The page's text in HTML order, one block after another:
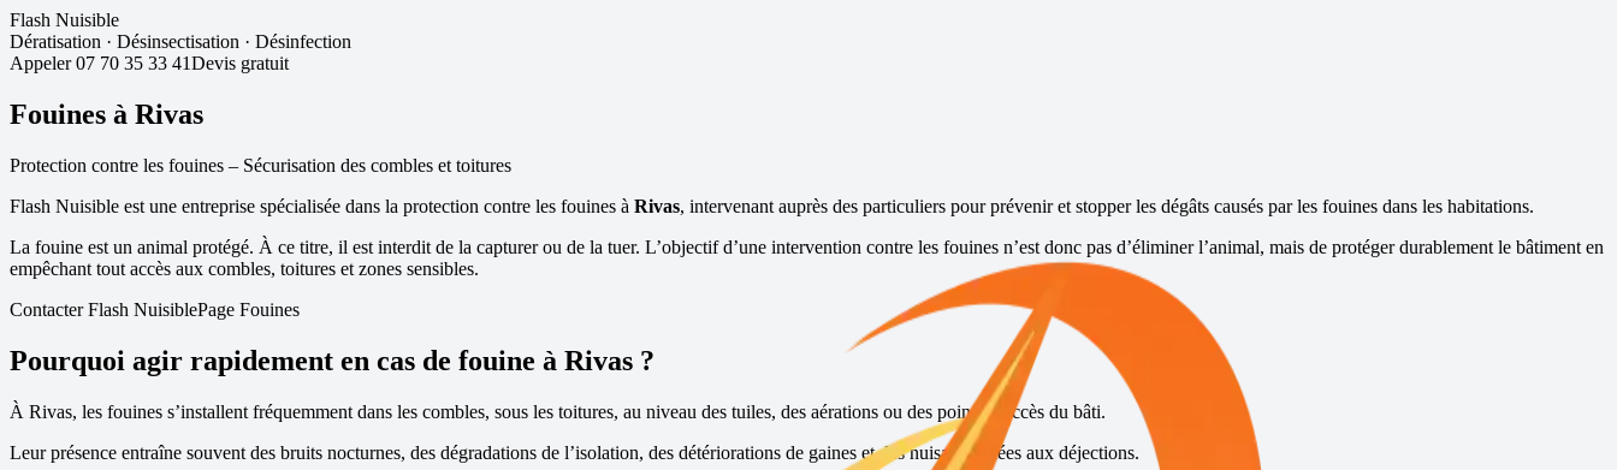
Flash Nuisible
Dératisation · Désinsectisation · Désinfection
Appeler 07 70 35 33 41Devis gratuit
Fouines à Rivas
Protection contre les fouines – Sécurisation des combles et toitures
Flash Nuisible est une entreprise spécialisée dans la protection contre les fouines à Rivas, intervenant auprès des particuliers pour prévenir et stopper les dégâts causés par les fouines dans les habitations.
La fouine est un animal protégé. À ce titre, il est interdit de la capturer ou de la tuer. L’objectif d’une intervention contre les fouines n’est donc pas d’éliminer l’animal, mais de protéger durablement le bâtiment en
empêchant tout accès aux combles, toitures et zones sensibles.
Contacter Flash NuisiblePage Fouines
Pourquoi agir rapidement en cas de fouine à Rivas ?
À Rivas, les fouines s’installent fréquemment dans les combles, sous les toitures, au niveau des tuiles, des aérations ou des points d’accès du bâti.
Leur présence entraîne souvent des bruits nocturnes, des dégradations de l’isolation, des détériorations de gaines et des nuisances liées aux déjections.